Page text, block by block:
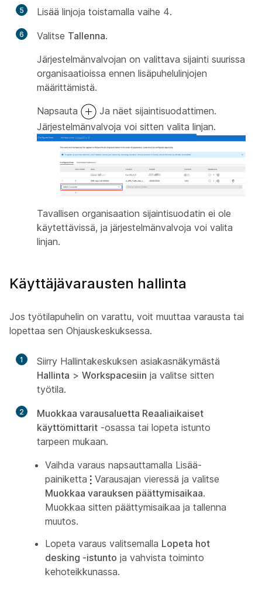
5 Lisää linjoja toistamalla vaihe 4.
6 Valitse Tallenna.
Järjestelmänvalvojan on valittava sijainti suurissa
organisaatioissa ennen lisäpuhelulinjojen
määrittämistä.
Napsauta
Ja näet sijaintisuodattimen.
Järjestelmänvalvoja voi sitten valita linjan.
Tavallisen organisaation sijaintisuodatin ei ole
käytettävissä, ja järjestelmänvalvoja voi valita
linjan.
Käyttäjävarausten hallinta
Jos työtilapuhelin on varattu, voit muuttaa varausta tai
lopettaa sen Ohjauskeskuksessa.
1 Siirry Hallintakeskuksen asiakasnäkymästä
Hallinta > Workspacesiin ja valitse sitten
työtila.
2
Muokkaa varausaluetta Reaaliaikaiset
käyttömittarit -osassa tai lopeta istunto
tarpeen mukaan.
Vaihda varaus napsauttamalla Lisää-
painiketta
Varausajan vieressä ja valitse
Muokkaa varauksen päättymisaikaa.
Muokkaa sitten päättymisaikaa ja tallenna
muutos.
Lopeta varaus valitsemalla Lopeta hot
desking -istunto ja vahvista toiminto
kehoteikkunassa.